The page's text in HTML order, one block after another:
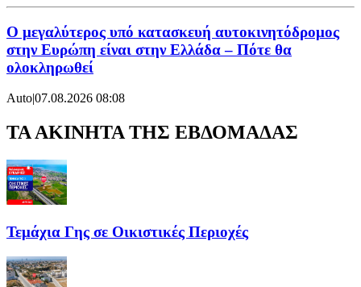
Ο μεγαλύτερος υπό κατασκευή αυτοκινητόδρομος
στην Ευρώπη είναι στην Ελλάδα – Πότε θα
ολοκληρωθεί
Auto|07.08.2026 08:08
ΤΑ ΑΚΙΝΗΤΑ ΤΗΣ ΕΒΔΟΜΑΔΑΣ
Τεμάχια Γης σε Οικιστικές Περιοχές